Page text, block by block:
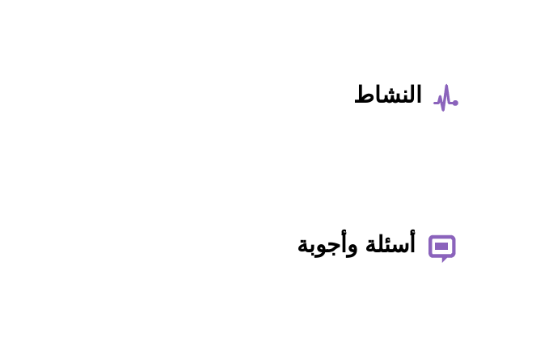
النشاط
أسئلة وأجوبة